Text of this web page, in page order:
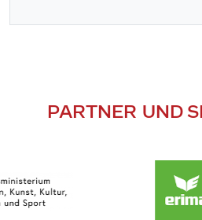
PARTNER UND